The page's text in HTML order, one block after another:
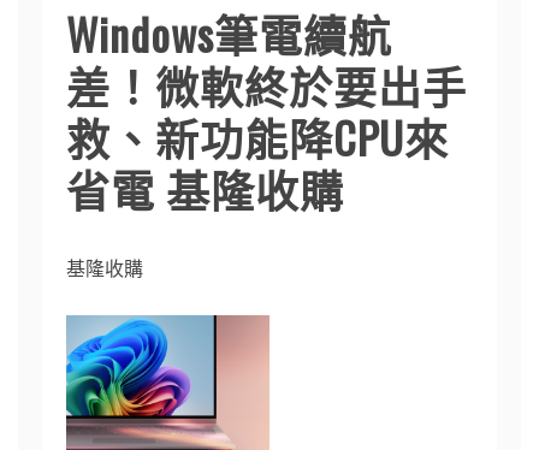
Windows筆電續航
差！微軟終於要出手
救、新功能降CPU來
省電 基隆收購
基隆收購